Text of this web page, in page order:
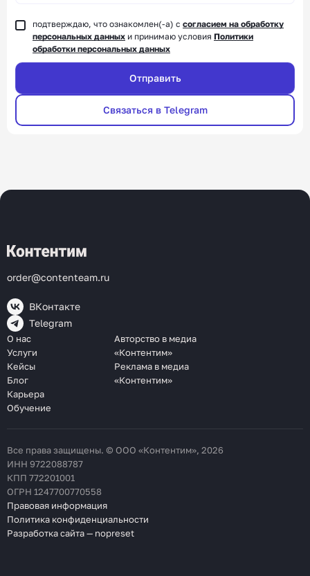
подтверждаю, что ознакомлен(-а) с согласием на обработку
персональных данных и принимаю условия Политики
обработки персональных данных
Связаться в Telegram
order@contenteam.ru
ВКонтакте
Telegram
О нас
Услуги
Кейсы
Блог
Карьера
Обучение
Авторство в медиа
«Контентим»
Реклама в медиа
«Контентим»
Все права защищены. © ООО «Контентим», 2026
ИНН 9722088787
КПП 772201001
ОГРН 1247700770558
Правовая информация
Политика конфиденциальности
Разработка сайта — nopreset